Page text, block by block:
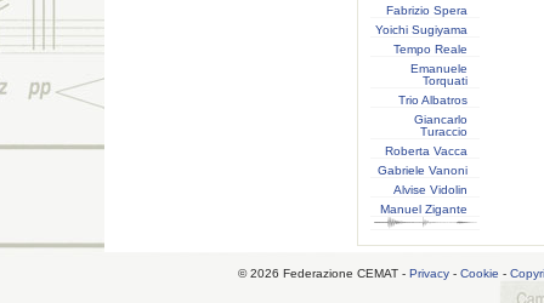
Fabrizio Spera
Yoichi Sugiyama
Tempo Reale
Emanuele
Torquati
Trio Albatros
Giancarlo
Turaccio
Roberta Vacca
Gabriele Vanoni
Alvise Vidolin
Manuel Zigante
© 2026 Federazione CEMAT - Privacy- Cookie -